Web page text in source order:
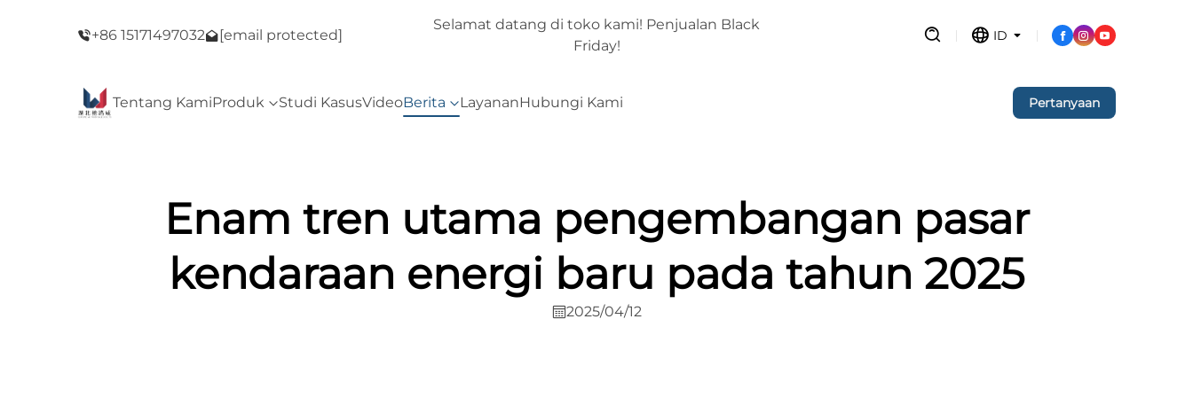
+86 15171497032 [email protected]
Friday!
Selamat datang di toko kami! Penjualan Black
Friday!
ID
Tentang KamiProduk Studi KasusVideoBerita LayananHubungi Kami Pertanyaan
Enam tren utama pengembangan pasar
kendaraan energi baru pada tahun 2025
2025/04/12